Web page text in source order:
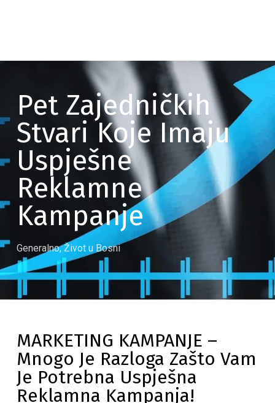
Pet Zajedničkih
Stvari Koje Imaju
Uspješne
Reklamne
Kampanje
Generalno,Život u Bosni
MARKETING KAMPANJE –
Mnogo Je Razloga Zašto Vam
Je Potrebna Uspješna
Reklamna Kampanja!